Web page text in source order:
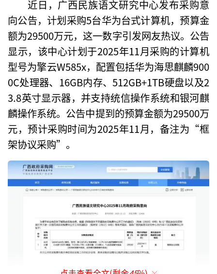
近日，广西民族语文研究中心发布采购意
向公告，计划采购5台华为台式计算机，预算金
额为29500万元，这一数字引发网友热议。公告
显示，该中心计划于2025年11月采购的计算机
型号为擎云W585x，配置包括华为海思麒麟900
0C处理器、16GB内存、512GB+1TB硬盘以及2
3.8英寸显示器，并支持统信操作系统和银河麒
麟操作系统。公告中提到的预算金额为29500万
元，预计采购时间为2025年11月，备注为“框
架协议采购”。